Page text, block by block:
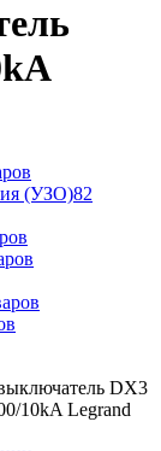
(УЗО)82
DX3
10kA Legrand